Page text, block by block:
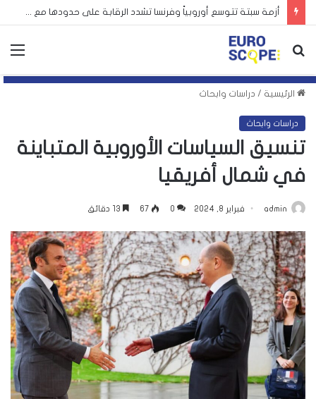
أزمة سبتة تتوسع أوروبياً وفرنسا تشدد الرقابة على حدودها مع إسبانيا
بحث
الرئيسية / دراسات وابحاث
دراسات وابحاث
تنسيق السياسات الأوروبية المتباينة
في شمال أفريقيا
admin فبراير 8, 2024 0
67